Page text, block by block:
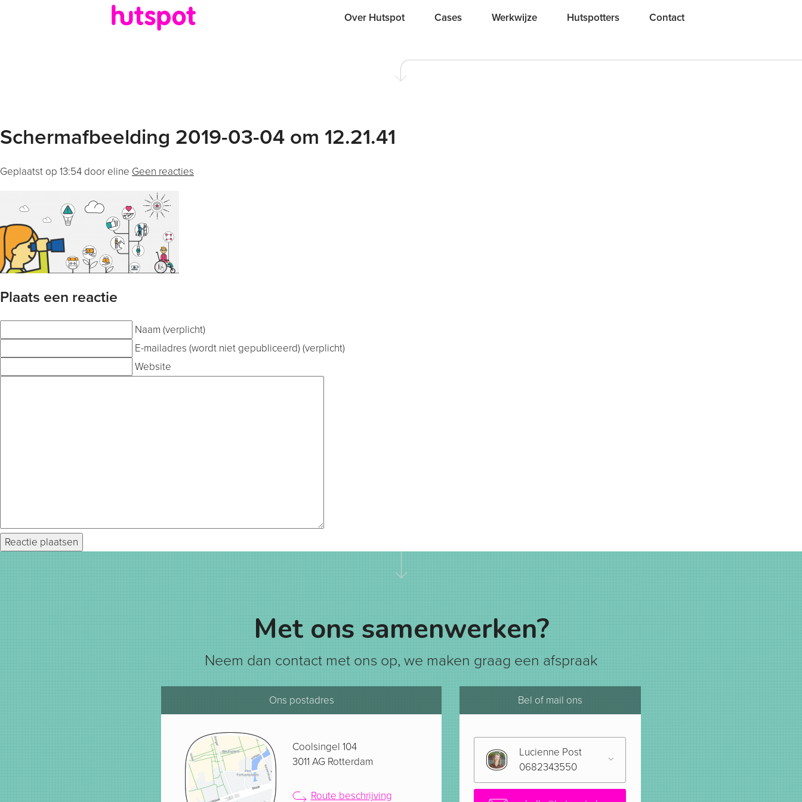
Over Hutspot Cases Werkwijze Hutspotters Contact
Schermafbeelding 2019-03-04 om 12.21.41
Geplaatst op 13:54 door eline Geen reacties
Plaats een reactie
Naam (verplicht)
E-mailadres (wordt niet gepubliceerd) (verplicht)
Website
Met ons samenwerken?
Neem dan contact met ons op, we maken graag een afspraak
Ons postadres
Coolsingel 104
3011 AG Rotterdam
Route beschrijving
Bel of mail ons
Lucienne Post
0682343550